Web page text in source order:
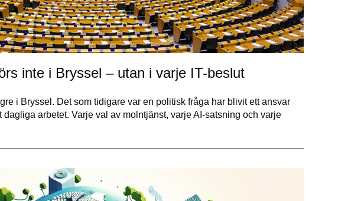
inte i Bryssel – utan i varje IT-beslut
i Bryssel. Det som tidigare var en politisk fråga har blivit ett ansvar
arbetet. Varje val av molntjänst, varje AI-satsning och varje